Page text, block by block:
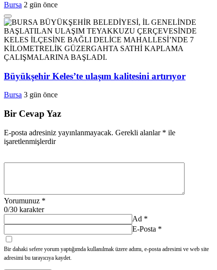
Bursa 2 gün önce
Büyükşehir Keles’te ulaşım kalitesini artırıyor
Bursa 3 gün önce
Bir Cevap Yaz
E-posta adresiniz yayınlanmayacak. Gerekli alanlar * ile
işaretlenmişlerdir
Yorumunuz *
0/30 karakter
Ad *
E-Posta *
Bir dahaki sefere yorum yaptığımda kullanılmak üzere adımı, e-posta adresimi ve web site
adresimi bu tarayıcıya kaydet.